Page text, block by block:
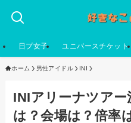
日プ女子 ユニバースチケット
ホーム 男性アイドル INI
INIアリーナツアー
は？会場は？倍率